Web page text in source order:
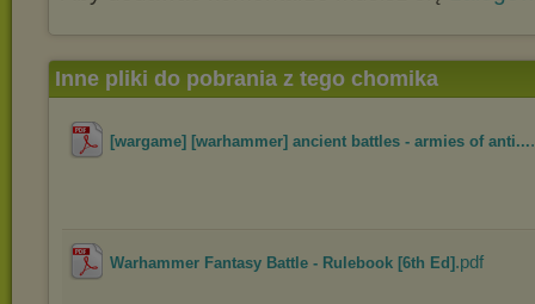
Inne pliki do pobrania z tego chomika
[wargame] [warhammer] ancient battles - armies of anti...
Warhammer Fantasy Battle - Rulebook [6th Ed] .pdf